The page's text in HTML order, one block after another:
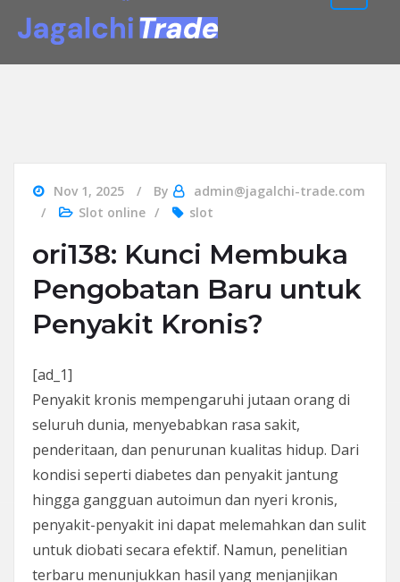
Nov 1, 2025 By
admin@jagalchi-trade.com
Slot online
slot
ori138: Kunci Membuka
Pengobatan Baru untuk
Penyakit Kronis?
[ad_1]
Penyakit kronis mempengaruhi jutaan orang di
seluruh dunia, menyebabkan rasa sakit,
penderitaan, dan penurunan kualitas hidup. Dari
kondisi seperti diabetes dan penyakit jantung
hingga gangguan autoimun dan nyeri kronis,
penyakit-penyakit ini dapat melemahkan dan sulit
untuk diobati secara efektif. Namun, penelitian
terbaru menunjukkan hasil yang menjanjikan